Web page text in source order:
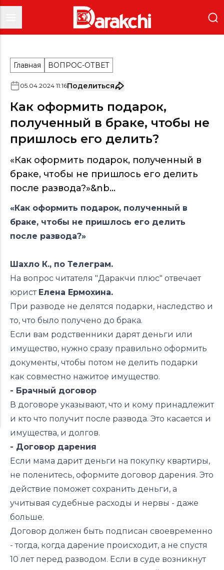
Главная ВОПРОС-ОТВЕТ
05.04.2024 11:16Поделиться
Как оформить подарок,
полученный в браке, чтобы не
пришлось его делить?
«Как оформить подарок, полученный в
браке, чтобы не пришлось его делить
после развода?»&nb...
«Как оформить подарок, полученный в
браке, чтобы не пришлось его делить
после развода?»
Шахло К., по Телеграм.
На вопрос читателя "Даракчи плюс" отвечает
юрист Елена Ермохина.
При разводе не делятся подарки, наследство и
то, что было получено до брака.
Если вам родственники дарят деньги или
имущество, нужно сразу правильно оформить
документы, чтобы потом не делить подарки
как совместно нажитое имущество.
- Брачный договор
В договоре указывают, что и кому принадлежит
и кто что получит после развода. Это касается и
имущества, и долгов.
- Договор дарения
Если мама дарит деньги на покупку квартиры,
не поленитесь, оформите договор дарения. Это
действие поможет сохранить деньги, а
учитывая судебные расходы и нервы - даже
больше.
Договор должен быть подписан своевременно
- тогда, когда дарение происходит, а не спустя
10 лет перед разводом. Если в суде возникнут